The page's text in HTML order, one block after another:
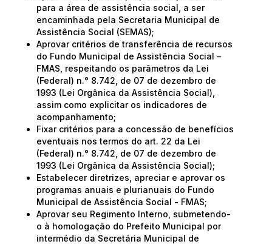
para a área de assistência social, a ser
encaminhada pela Secretaria Municipal de
Assistência Social (SEMAS);
Aprovar critérios de transferência de recursos
do Fundo Municipal de Assistência Social –
FMAS, respeitando os parâmetros da Lei
(Federal) n.° 8.742, de 07 de dezembro de
1993 (Lei Orgânica da Assistência Social),
assim como explicitar os indicadores de
acompanhamento;
Fixar critérios para a concessão de benefícios
eventuais nos termos do art. 22 da Lei
(Federal) n.° 8.742, de 07 de dezembro de
1993 (Lei Orgânica da Assistência Social);
Estabelecer diretrizes, apreciar e aprovar os
programas anuais e plurianuais do Fundo
Municipal de Assistência Social - FMAS;
Aprovar seu Regimento Interno, submetendo-
o à homologação do Prefeito Municipal por
intermédio da Secretária Municipal de